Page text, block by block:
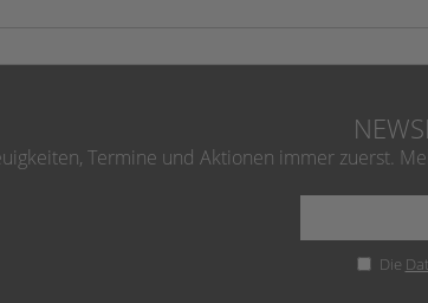
Termine und Aktionen immer zuerst.
Die